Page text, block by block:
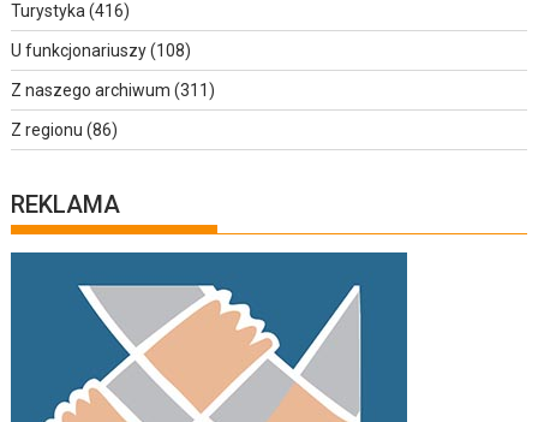
Turystyka(416)
U funkcjonariuszy(108)
Z naszego archiwum (311)
Z regionu (86)
REKLAMA